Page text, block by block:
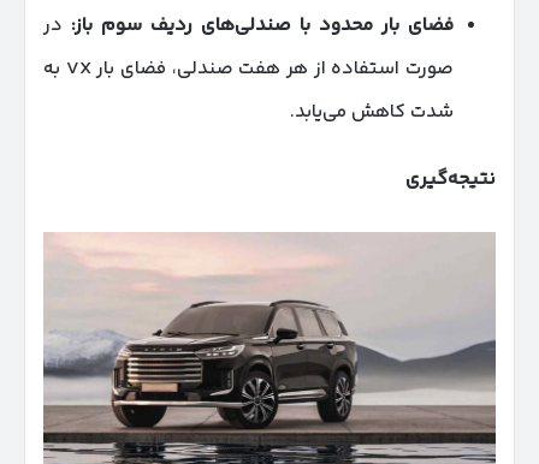
فضای بار محدود با صندلی‌های ردیف سوم باز: در
صورت استفاده از هر هفت صندلی، فضای بار VX به
شدت کاهش می‌یابد.
نتیجه‌گیری